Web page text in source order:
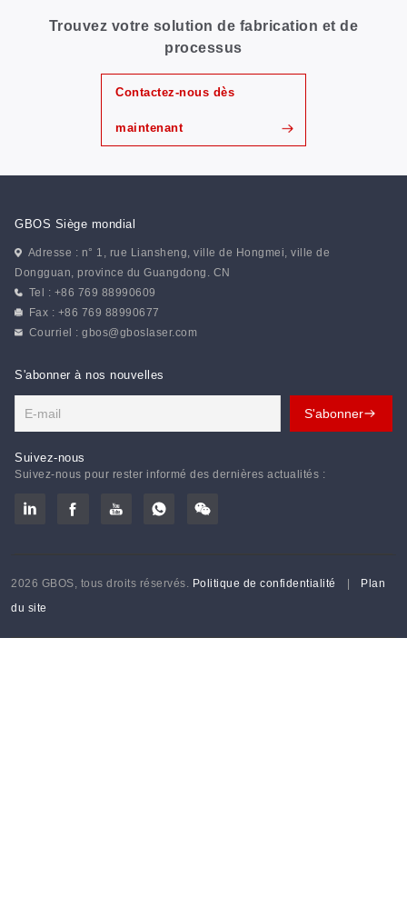
Trouvez votre solution de fabrication et de
processus
Contactez-nous dès
maintenant
GBOS Siège mondial
Adresse : n° 1, rue Liansheng, ville de Hongmei, ville de
Dongguan, province du Guangdong. CN
Tel : +86 769 88990609
Fax : +86 769 88990677
Courriel :gbos@gboslaser.com
S'abonner à nos nouvelles
Suivez-nous
Suivez-nous pour rester informé des dernières actualités :
2026 GBOS, tous droits réservés. Politique de confidentialité
Plan
du site